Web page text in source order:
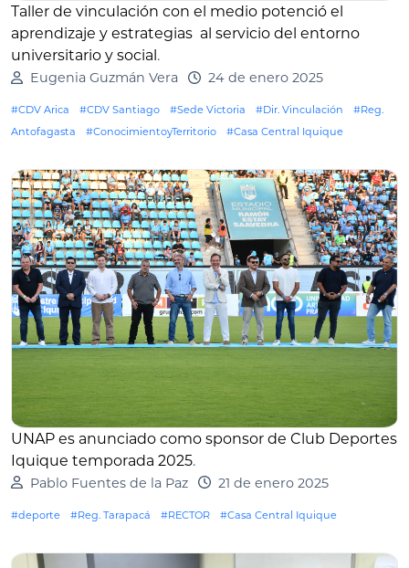
Taller de vinculación con el medio potenció el
aprendizaje y estrategias al servicio del entorno
universitario y social .
Eugenia Guzmán Vera 24 de enero 2025
#CDV Arica #CDV Santiago #Sede Victoria #Dir. Vinculación
#Reg.
Antofagasta
#ConocimientoyTerritorio #Casa Central Iquique
UNAP es anunciado como sponsor de Club Deportes
Iquique temporada 2025.
Pablo Fuentes de la Paz 21 de enero 2025
#deporte #Reg. Tarapacá #RECTOR #Casa Central Iquique